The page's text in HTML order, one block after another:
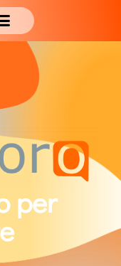
per